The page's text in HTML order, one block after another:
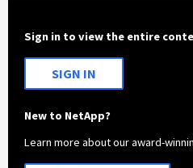
Sign in to view the entire
SIGN IN
New to NetApp?
Learn more about our award-